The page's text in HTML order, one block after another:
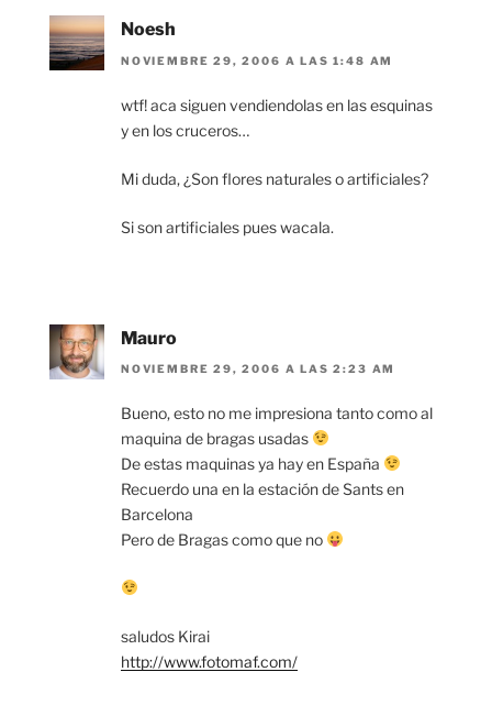
Noesh
NOVIEMBRE 29, 2006 A LAS 1:48 AM
wtf! aca siguen vendiendolas en las esquinas
y en los cruceros…
Mi duda, ¿Son flores naturales o artificiales?
Si son artificiales pues wacala.
Mauro
NOVIEMBRE 29, 2006 A LAS 2:23 AM
Bueno, esto no me impresiona tanto como al
maquina de bragas usadas
De estas maquinas ya hay en España
Recuerdo una en la estación de Sants en
Barcelona
Pero de Bragas como que no
saludos Kirai
http://www.fotomaf.com/